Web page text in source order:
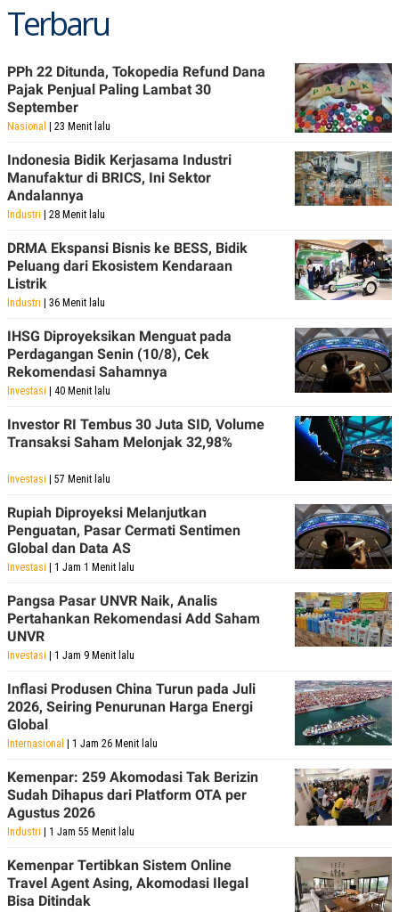
Terbaru
PPh 22 Ditunda, Tokopedia Refund Dana
Pajak Penjual Paling Lambat 30
September
Nasional | 23 Menit lalu
Indonesia Bidik Kerjasama Industri
Manufaktur di BRICS, Ini Sektor
Andalannya
Industri | 28 Menit lalu
DRMA Ekspansi Bisnis ke BESS, Bidik
Peluang dari Ekosistem Kendaraan
Listrik
Industri | 36 Menit lalu
IHSG Diproyeksikan Menguat pada
Perdagangan Senin (10/8), Cek
Rekomendasi Sahamnya
Investasi | 40 Menit lalu
Investor RI Tembus 30 Juta SID, Volume
Transaksi Saham Melonjak 32,98%
Investasi | 57 Menit lalu
Rupiah Diproyeksi Melanjutkan
Penguatan, Pasar Cermati Sentimen
Global dan Data AS
Investasi | 1 Jam 1 Menit lalu
Pangsa Pasar UNVR Naik, Analis
Pertahankan Rekomendasi Add Saham
UNVR
Investasi | 1 Jam 9 Menit lalu
Inflasi Produsen China Turun pada Juli
2026, Seiring Penurunan Harga Energi
Global
Internasional | 1 Jam 26 Menit lalu
Kemenpar: 259 Akomodasi Tak Berizin
Sudah Dihapus dari Platform OTA per
Agustus 2026
Industri | 1 Jam 55 Menit lalu
Kemenpar Tertibkan Sistem Online
Travel Agent Asing, Akomodasi Ilegal
Bisa Ditindak